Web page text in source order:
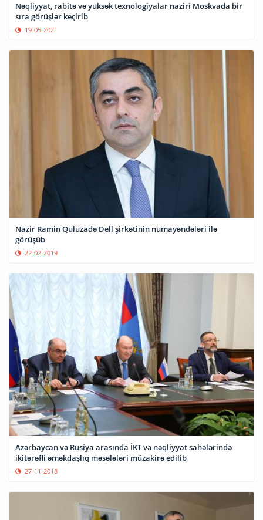
Nəqliyyat, rabitə və yüksək texnologiyalar naziri Moskvada bir
sıra görüşlər keçirib
19-05-2021
Nazir Ramin Quluzadə Dell şirkətinin nümayəndələri ilə
görüşüb
22-02-2019
Azərbaycan və Rusiya arasında İKT və nəqliyyat sahələrində
ikitərəfli əməkdaşlıq məsələləri müzakirə edilib
27-11-2018